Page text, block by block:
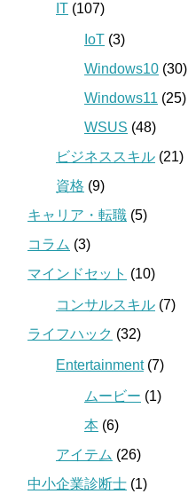
IT (107)
IoT (3)
Windows10 (30)
Windows11 (25)
WSUS (48)
ビジネススキル (21)
資格 (9)
キャリア・転職 (5)
コラム (3)
マインドセット (10)
コンサルスキル (7)
ライフハック (32)
Entertainment(7)
ムービー (1)
本 (6)
アイテム (26)
中小企業診断士 (1)